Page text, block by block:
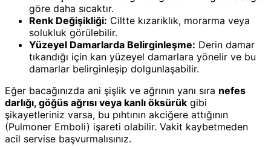
göre daha sıcaktır.
Renk Değişikliği: Ciltte kızarıklık, morarma veya
solukluk görülebilir.
Yüzeyel Damarlarda Belirginleşme: Derin damar
tıkandığı için kan yüzeyel damarlara yönelir ve bu
damarlar belirginleşip dolgunlaşabilir.
Eğer bacağınızda ani şişlik ve ağrının yanı sıra nefes
darlığı, göğüs ağrısı veya kanlı öksürük gibi
şikayetleriniz varsa, bu pıhtının akciğere attığının
(Pulmoner Emboli) işareti olabilir. Vakit kaybetmeden
acil servise başvurmalısınız.